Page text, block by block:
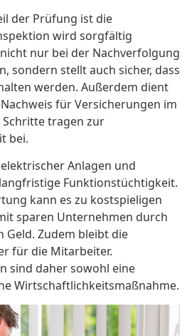
der Prüfung ist die
wird sorgfältig
nur bei der Nachverfolgung
sondern stellt auch sicher, dass
werden. Außerdem dient
für Versicherungen im
Schritte tragen zur
bei.
Anlagen und
Funktionstüchtigkeit.
kann es zu kostspieligen
sparen Unternehmen durch
Geld. Zudem bleibt die
für die Mitarbeiter.
sind daher sowohl eine
Wirtschaftlichkeitsmaßnahme.